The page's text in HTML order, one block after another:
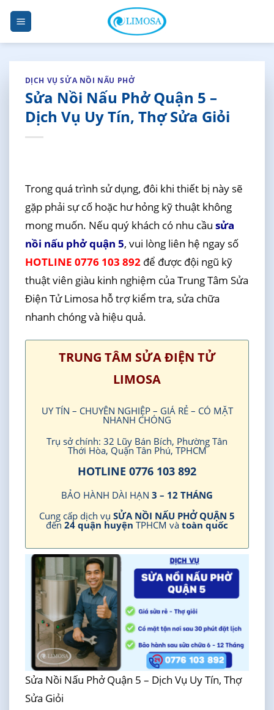
Skip
content
DỊCH VỤ SỬA NỒI NẤU PHỞ
Sửa Nồi Nấu Phở Quận 5 –
Dịch Vụ Uy Tín, Thợ Sửa Giỏi
Trong quá trình sử dụng, đôi khi thiết bị này sẽ
gặp phải sự cố hoặc hư hỏng kỹ thuật không
mong muốn. Nếu quý khách có nhu cầu sửa
nồi nấu phở quận 5, vui lòng liên hệ ngay số
HOTLINE 0776 103 892để được đội ngũ kỹ
thuật viên giàu kinh nghiệm của Trung Tâm Sửa
Điện Tử Limosa hỗ trợ kiểm tra, sửa chữa
nhanh chóng và hiệu quả.
TRUNG TÂM SỬA ĐIỆN TỬ
LIMOSA
UY TÍN – CHUYÊN NGHIỆP – GIÁ RẺ – CÓ MẶT
NHANH CHÓNG
Trụ sở chính: 32 Lũy Bán Bích, Phường Tân
Thới Hòa, Quận Tân Phú, TPHCM
HOTLINE 0776 103 892
BẢO HÀNH DÀI HẠN 3 – 12 THÁNG
Cung cấp dịch vụ SỬA NỒI NẤU PHỞ QUẬN 5
đến 24 quận huyện TPHCM và toàn quốc
Sửa Nồi Nấu Phở Quận 5 – Dịch Vụ Uy Tín, Thợ
Sửa Giỏi